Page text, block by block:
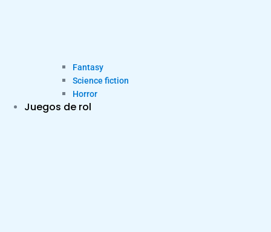
Fantasy
Science fiction
Horror
Juegos de rol